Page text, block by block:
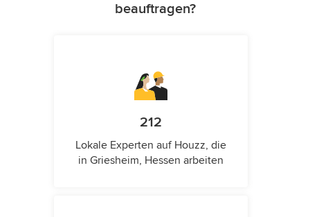
beauftragen?
212
Lokale Experten auf Houzz, die
in Griesheim, Hessen arbeiten